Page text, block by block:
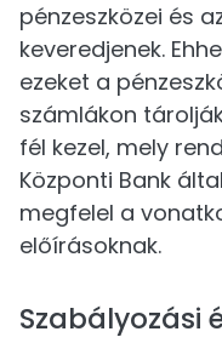
pénzeszközei és
keveredjenek.
ezeket a
számlákon
fél kezel, mely
Központi Bank
megfelel a
előírásoknak.
Szabályozási